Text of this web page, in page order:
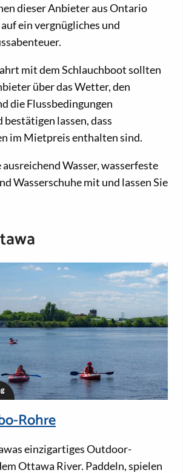
dieser Anbieter aus Ontario
ein vergnügliches und
mit dem Schlauchboot sollten
über das Wetter, den
die Flussbedingungen
lassen, dass
im Mietpreis enthalten sind.
Wasser, wasserfeste
Wasserschuhe mit und lassen Sie
Rohre
einzigartiges Outdoor-
Ottawa River. Paddeln, spielen